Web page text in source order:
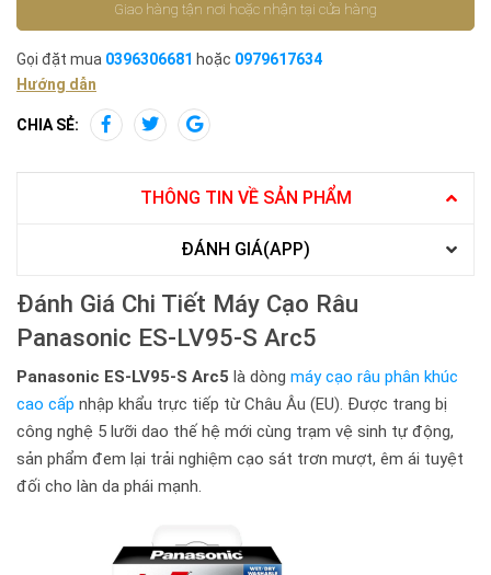
Giao hàng tận nơi hoặc nhận tại cửa hàng
Gọi đặt mua 0396306681 hoặc 0979617634
Hướng dẫn
CHIA SẺ:
THÔNG TIN VỀ SẢN PHẨM
ĐÁNH GIÁ(APP)
Đánh Giá Chi Tiết Máy Cạo Râu
Panasonic ES-LV95-S Arc5
Panasonic ES-LV95-S Arc5 là dòng máy cạo râu phân khúc
cao cấp nhập khẩu trực tiếp từ Châu Âu (EU). Được trang bị
công nghệ 5 lưỡi dao thế hệ mới cùng trạm vệ sinh tự động,
sản phẩm đem lại trải nghiệm cạo sát trơn mượt, êm ái tuyệt
đối cho làn da phái mạnh.